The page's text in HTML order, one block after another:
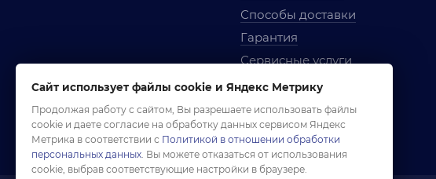
Способы доставки
Гарантия
Сервисные услуги
Вопросы и ответы
Условия сотрудничества
Правила использования
Сайт использует файлы cookie и Яндекс Метрику
Продолжая работу с сайтом, Вы разрешаете использовать файлы
cookie и даете согласие на обработку данных сервисом Яндекс
Метрика в соответствии с Политикой в отношении обработки
персональных данных. Вы можете отказаться от использования
cookie, выбрав соответствующие настройки в браузере.